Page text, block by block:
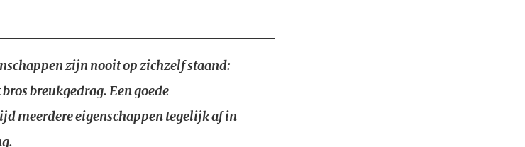
zijn nooit op zichzelf staand:
breukgedrag. Een goede
meerdere eigenschappen tegelijk af in